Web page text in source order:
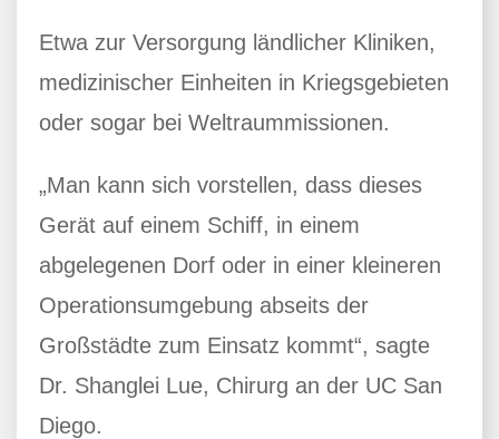
Etwa zur Versorgung ländlicher Kliniken,
medizinischer Einheiten in Kriegsgebieten
oder sogar bei Weltraummissionen.
„Man kann sich vorstellen, dass dieses
Gerät auf einem Schiff, in einem
abgelegenen Dorf oder in einer kleineren
Operationsumgebung abseits der
Großstädte zum Einsatz kommt“, sagte
Dr. Shanglei Lue, Chirurg an der UC San
Diego.